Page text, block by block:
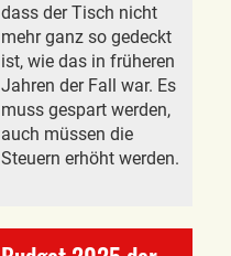
dass der Tisch nicht
mehr ganz so gedeckt
ist, wie das in früheren
Jahren der Fall war. Es
muss gespart werden,
auch müssen die
Steuern erhöht werden.